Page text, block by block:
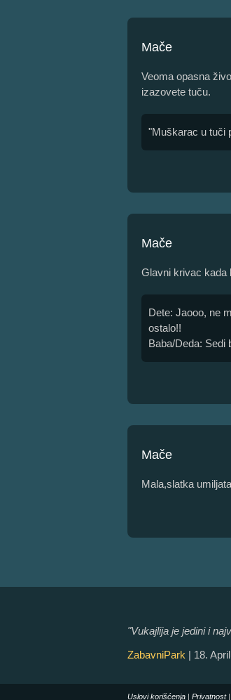
Mače
Veoma opasna
izazovete tuču.
"Muškarac u tuči
Mače
Glavni krivac kada
Dete: Jaooo, ne
ostalo!!
Baba/Deda: Sedi
Mače
Mala,slatka
"Vukajlija je jedini i
ZabavniPark | 18.
Uslovi korišćenja | Privatnost|